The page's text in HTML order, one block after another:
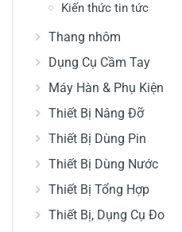
Kiến thức tin tức
Thang nhôm
Dụng Cụ Cầm Tay
Máy Hàn & Phụ Kiện
Thiết Bị Nâng Đỡ
Thiết Bị Dùng Pin
Thiết Bị Dùng Nước
Thiết Bị Tổng Hợp
Thiết Bị, Dụng Cụ Đo